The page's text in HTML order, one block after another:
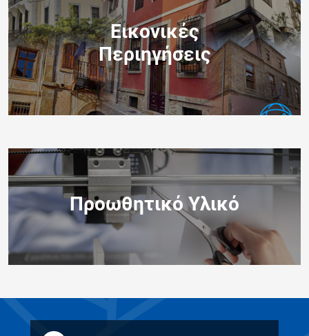
Εικονικές
Περιηγήσεις
Προωθητικό Υλικό